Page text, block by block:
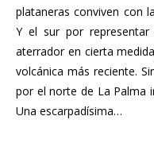
plataneras conviven con
Y el sur por
aterrador en cierta
volcánica más reciente.
por el norte de La Palma
Una escarpadísima…